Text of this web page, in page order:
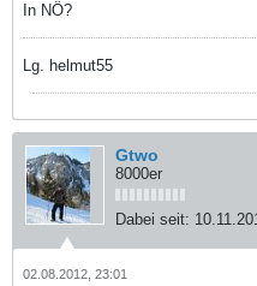
In NÖ?
Lg. helmut55
Gtwo
8000er
Dabei seit:
02.08.2012, 23:01